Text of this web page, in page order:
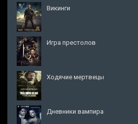
Викинги
Игра престолов
Ходячие мертвецы
Дневники вампира